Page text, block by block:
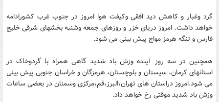
گرد وغبار و کاهش دید افقی وکیفت هوا امروز در جنوب غرب کشورادامه
خواهد داشت. امروز دریای خزر و روزهای جمعه وشنبه بخشهای شرقی خلیج
فارس و تنگه هرمز مواج پیش بینی می شود.
همچنین در سه روز آینده وزش باد شدید گاهی همراه با گردوخاک در
استانهای کرمان، سیستان و بلوچستان، هرمزگان و خراسان جنوبی پیش بینی
می شود.امروز دراستان های تهران،البرز،قم،مرکزی وسمنان در بعضی ساعات
وزش باد شدید موقتی رخ خواهد داد.